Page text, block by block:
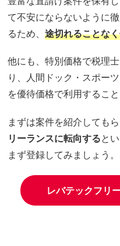
て不安にならないように
るため、途切れることな
他にも、特別価格で税理
り、人間ドック・スポー
を優待価格で利用すること
まずは案件を紹介してもら
リーランスに転向すると
まず登録してみましょう。
レバテックフリ